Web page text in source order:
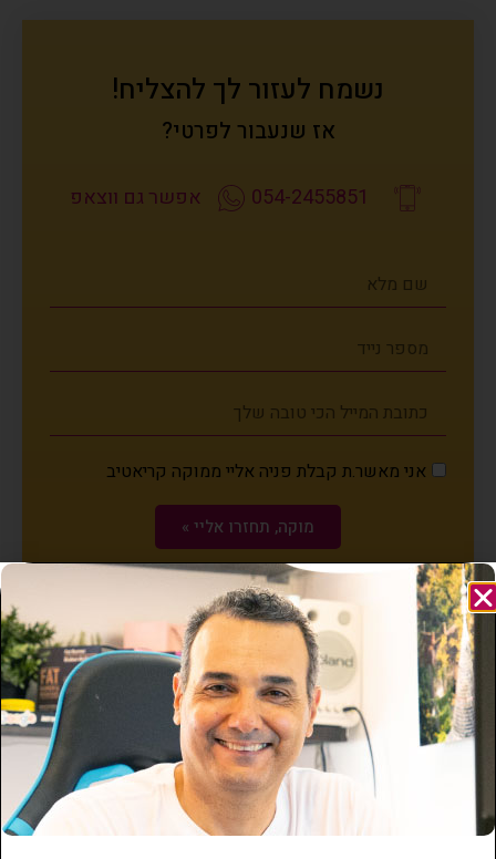
נשמח לעזור לך להצליח!
אז שנעבור לפרטי?
אפשר גם ווצאפ
אני מאשר.ת קבלת פניה אליי ממוקה קריאטיב
מוקה, תחזרו אליי »